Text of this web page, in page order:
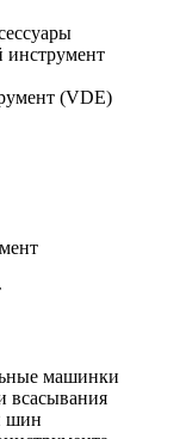
(VDE)
машинки
всасывания
шин